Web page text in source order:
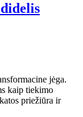
jėga.
kaip tiekimo
priežiūra ir